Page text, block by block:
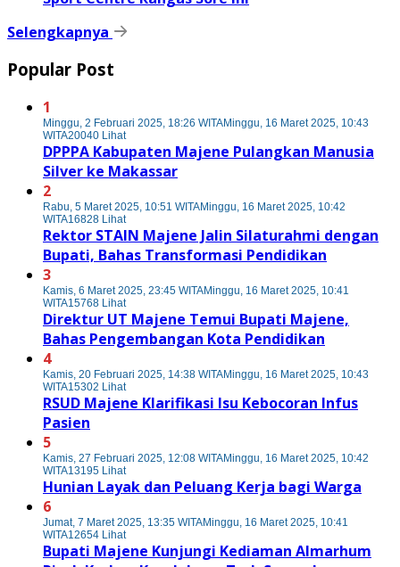
Selengkapnya
Popular Post
1
Minggu, 2 Februari 2025, 18:26 WITAMinggu, 16 Maret 2025, 10:43
WITA20040 Lihat
DPPPA Kabupaten Majene Pulangkan Manusia
Silver ke Makassar
2
Rabu, 5 Maret 2025, 10:51 WITAMinggu, 16 Maret 2025, 10:42
WITA16828 Lihat
Rektor STAIN Majene Jalin Silaturahmi dengan
Bupati, Bahas Transformasi Pendidikan
3
Kamis, 6 Maret 2025, 23:45 WITAMinggu, 16 Maret 2025, 10:41
WITA15768 Lihat
Direktur UT Majene Temui Bupati Majene,
Bahas Pengembangan Kota Pendidikan
4
Kamis, 20 Februari 2025, 14:38 WITAMinggu, 16 Maret 2025, 10:43
WITA15302 Lihat
RSUD Majene Klarifikasi Isu Kebocoran Infus
Pasien
5
Kamis, 27 Februari 2025, 12:08 WITAMinggu, 16 Maret 2025, 10:42
WITA13195 Lihat
Hunian Layak dan Peluang Kerja bagi Warga
6
Jumat, 7 Maret 2025, 13:35 WITAMinggu, 16 Maret 2025, 10:41
WITA12654 Lihat
Bupati Majene Kunjungi Kediaman Almarhum